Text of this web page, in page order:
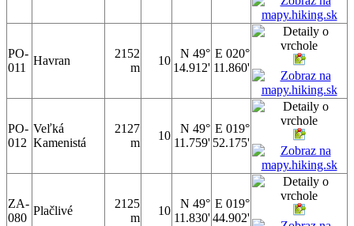
PO-
011
Havran
2152
m
10
N 49°
14.912'
E 020°
11.860'
PO-
012
Veľká
Kamenistá
2127
m
10
N 49°
11.759'
E 019°
52.175'
ZA-
080
Plačlivé
2125
m
10
N 49°
11.830'
E 019°
44.902'